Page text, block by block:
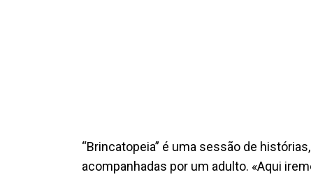
“Brincatopeia” é uma sessão de
acompanhadas por um adulto. «Aqui